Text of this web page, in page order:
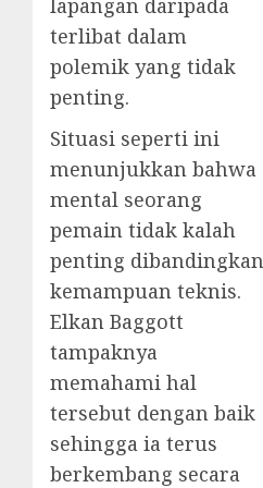
terlibat dalam
polemik yang tidak
penting.
Situasi seperti ini
menunjukkan bahwa
mental seorang
pemain tidak kalah
penting dibandingkan
kemampuan teknis.
Elkan Baggott
tampaknya
memahami hal
tersebut dengan baik
sehingga ia terus
berkembang secara